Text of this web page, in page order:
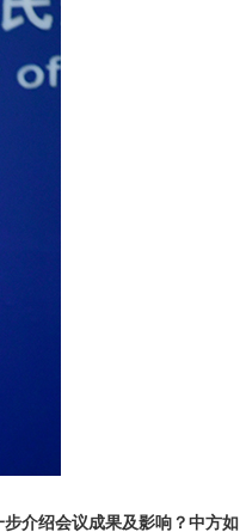
介绍会议成果及影响？中方如